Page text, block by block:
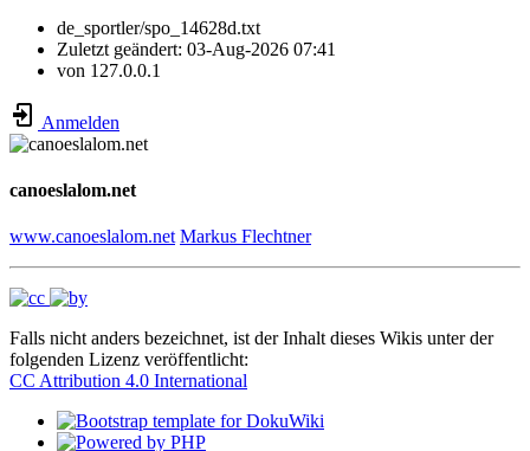
de_sportler/spo_14628d.txt
Zuletzt geändert: 03-Aug-2026 07:41
von 127.0.0.1
Anmelden
canoeslalom.net
www.canoeslalom.net Markus Flechtner
Falls nicht anders bezeichnet, ist der Inhalt dieses Wikis unter der
folgenden Lizenz veröffentlicht:
CC Attribution 4.0 International